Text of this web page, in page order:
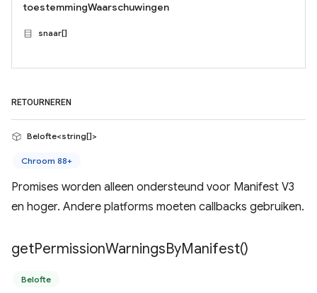
toestemmingWaarschuwingen
snaar[]
RETOURNEREN
Belofte<string[]>
Chroom 88+
Promises worden alleen ondersteund voor Manifest V3
en hoger. Andere platforms moeten callbacks gebruiken.
getPermissionWarningsByManifest()
Belofte